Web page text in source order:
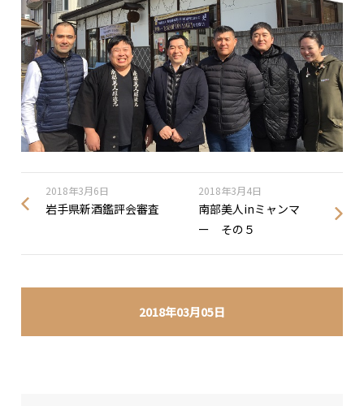
2018年03月05日
2018年3月6日
岩手県新酒鑑評会審査
2018年3月4日
南部美人inミャンマ
ー その５